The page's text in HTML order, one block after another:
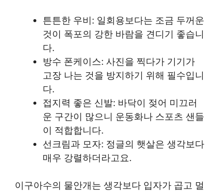
튼튼한 우비: 일회용보다는 조금 두꺼운
것이 폭포의 강한 바람을 견디기 좋습니
다.
방수 폰케이스: 사진을 찍다가 기기가
고장 나는 것을 방지하기 위해 필수입니
다.
접지력 좋은 신발: 바닥이 젖어 미끄러
운 구간이 많으니 운동화나 스포츠 샌들
이 적합합니다.
선크림과 모자: 정글의 햇살은 생각보다
매우 강렬하더라고요.
이구아수의 물안개는 생각보다 입자가 곱고 멀